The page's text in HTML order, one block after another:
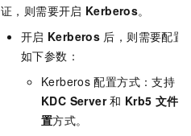
证，则需要开启 Kerberos。
开启 Kerberos 后，则需要配置
如下参数：
Kerberos 配置方式：支持
KDC Server 和 Krb5 文件配
置方式。